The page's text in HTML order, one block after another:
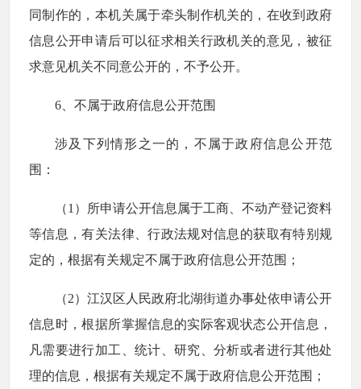
同制作的，本机关属于牵头制作机关的，在收到政府
信息公开申请后可以征求相关行政机关的意见，被征
求意见机关不同意公开的，不予公开。
6、不属于政府信息公开范围
涉及下列情形之一的，不属于政府信息公开范
围：
（1）所申请公开信息属于工商、不动产登记资料
等信息，有关法律、行政法规对信息的获取有特别规
定的，根据有关规定不属于政府信息公开范围；
（2）江汉区人民政府北湖街道办事处依申请公开
信息时，根据所掌握信息的实际客观状态公开信息，
凡需要进行加工、统计、研究、分析或者进行其他处
理的信息，根据有关规定不属于政府信息公开范围；